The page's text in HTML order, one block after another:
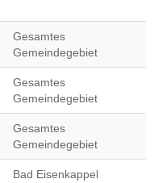
Gesamtes
Gemeindegebiet
Gesamtes
Gemeindegebiet
Gesamtes
Gemeindegebiet
Bad Eisenkappel